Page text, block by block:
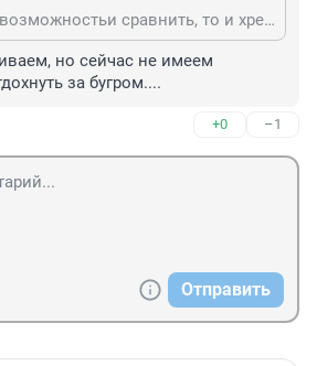
Если не иметь возможностьи сравнить, то и хрен с редькой можно считать сладкими.
но сейчас не имеем
за бугром....
+0 –1
Отправить